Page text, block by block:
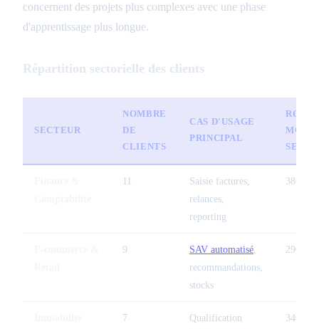
concernent des projets plus complexes avec une phase
d'apprentissage plus longue.
Répartition sectorielle des clients
SECTEUR
NOMBRE
DE
CLIENTS
CAS D'USAGE
PRINCIPAL
ROI
11
Saisie factures,
relances,
reporting
380 %
9 SAV automatisé
recommandations,
stocks
290 %
7
Qualification
340 %